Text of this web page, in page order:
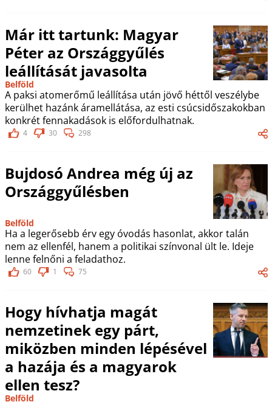
Már itt tartunk: Magyar
Péter az Országgyűlés
leállítását javasolta
Belföld
A paksi atomerőmű leállítása után jövő héttől veszélybe
kerülhet hazánk áramellátása, az esti csúcsidőszakokban
konkrét fennakadások is előfordulhatnak.
4 30 298
Bujdosó Andrea még új az
Országgyűlésben
Belföld
Ha a legerősebb érv egy óvodás hasonlat, akkor talán
nem az ellenfél, hanem a politikai színvonal ült le. Ideje
lenne felnőni a feladathoz.
60 1 75
Hogy hívhatja magát
nemzetinek egy párt,
miközben minden lépésével
a hazája és a magyarok
ellen tesz?
Belföld